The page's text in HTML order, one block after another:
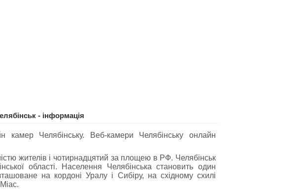
- інформація
камер Челябінську. Веб-камери Челябінську онлайн
жителів і чотирнадцятий за площею в РФ. Челябінськ
області. Населення Челябінська становить один
на кордоні Уралу і Сибіру, ​​на східному схилі